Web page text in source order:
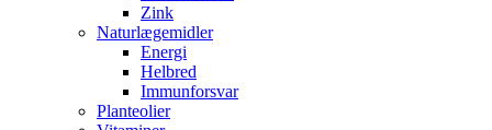
Zink
Naturlægemidler
Energi
Helbred
Immunforsvar
Planteolier